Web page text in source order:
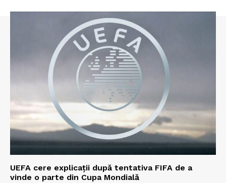
UEFA cere explicații după tentativa FIFA de a
vinde o parte din Cupa Mondială